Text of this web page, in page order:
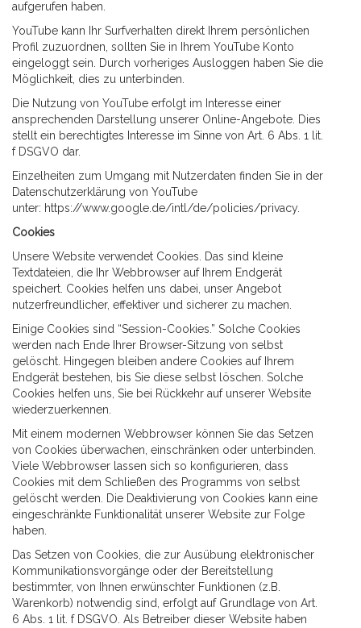
aufgerufen haben.
YouTube kann Ihr Surfverhalten direkt Ihrem persönlichen
Profil zuzuordnen, sollten Sie in Ihrem YouTube Konto
eingeloggt sein. Durch vorheriges Ausloggen haben Sie die
Möglichkeit, dies zu unterbinden.
Die Nutzung von YouTube erfolgt im Interesse einer
ansprechenden Darstellung unserer Online-Angebote. Dies
stellt ein berechtigtes Interesse im Sinne von Art. 6 Abs. 1 lit.
f DSGVO dar.
Einzelheiten zum Umgang mit Nutzerdaten finden Sie in der
Datenschutzerklärung von YouTube
unter: https://www.google.de/intl/de/policies/privacy.
Cookies
Unsere Website verwendet Cookies. Das sind kleine
Textdateien, die Ihr Webbrowser auf Ihrem Endgerät
speichert. Cookies helfen uns dabei, unser Angebot
nutzerfreundlicher, effektiver und sicherer zu machen.
Einige Cookies sind “Session-Cookies.” Solche Cookies
werden nach Ende Ihrer Browser-Sitzung von selbst
gelöscht. Hingegen bleiben andere Cookies auf Ihrem
Endgerät bestehen, bis Sie diese selbst löschen. Solche
Cookies helfen uns, Sie bei Rückkehr auf unserer Website
wiederzuerkennen.
Mit einem modernen Webbrowser können Sie das Setzen
von Cookies überwachen, einschränken oder unterbinden.
Viele Webbrowser lassen sich so konfigurieren, dass
Cookies mit dem Schließen des Programms von selbst
gelöscht werden. Die Deaktivierung von Cookies kann eine
eingeschränkte Funktionalität unserer Website zur Folge
haben.
Das Setzen von Cookies, die zur Ausübung elektronischer
Kommunikationsvorgänge oder der Bereitstellung
bestimmter, von Ihnen erwünschter Funktionen (z.B.
Warenkorb) notwendig sind, erfolgt auf Grundlage von Art.
6 Abs. 1 lit. f DSGVO. Als Betreiber dieser Website haben